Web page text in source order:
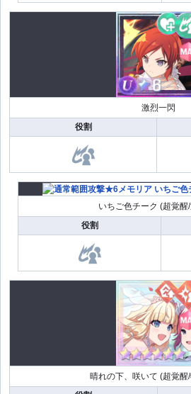
激烈一閃
役割
いちご色チーク (超覚醒
役割
晴れの下、咲いて (超覚醒